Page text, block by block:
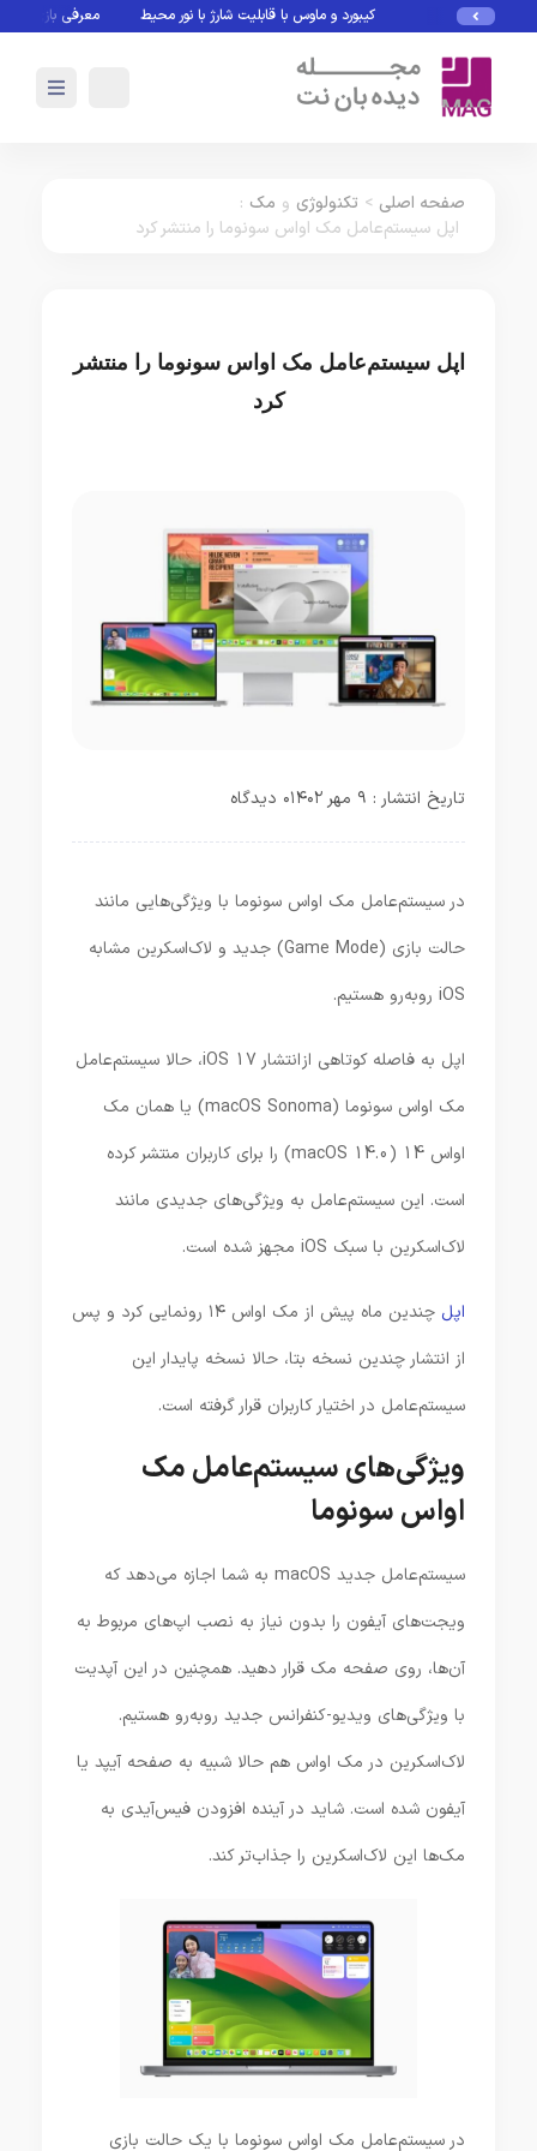
کیبورد و ماوس با قابلیت شارژ با نور محیط معرفی بازی های
صفحه اصلی > تکنولوژی و مک :
اپل سیستم‌عامل مک اواس سونوما را منتشر کرد
اپل سیستم‌عامل مک اواس سونوما را منتشر
کرد
تاریخ انتشار : ۹ مهر ۱۴۰۲ ۰ دیدگاه
در سیستم‌عامل مک اواس سونوما با ویژگی‌هایی مانند
حالت بازی (Game Mode) جدید و لاک‌اسکرین مشابه
iOS روبه‌رو هستیم.
اپل به فاصله کوتاهی از انتشار iOS 17، حالا سیستم‌عامل
مک اواس سونوما (macOS Sonoma) یا همان مک
اواس 14 (macOS 14.0) را برای کاربران منتشر کرده
است. این سیستم‌عامل به ویژگی‌های جدیدی مانند
لاک‌اسکرین با سبک iOS مجهز شده است.
اپل
چندین ماه پیش از مک اواس ۱۴ رونمایی کرد و پس
از انتشار چندین نسخه بتا، حالا نسخه پایدار این
سیستم‌عامل در اختیار کاربران قرار گرفته است.
ویژگی‌های سیستم‌عامل مک
اواس سونوما
سیستم‌عامل جدید macOS به شما اجازه می‌دهد که
ویجت‌های آیفون را بدون نیاز به نصب اپ‌های مربوط به
آن‌ها، روی صفحه مک قرار دهید. همچنین در این آپدیت
با ویژگی‌های ویدیو-کنفرانس جدید روبه‌رو هستیم.
لاک‌اسکرین در مک اواس هم حالا شبیه به صفحه آیپد یا
آیفون شده است. شاید در آینده افزودن فیس‌آیدی به
مک‌ها این لاک‌اسکرین را جذاب‌تر کند.
در سیستم‌عامل مک اواس سونوما با یک حالت بازی